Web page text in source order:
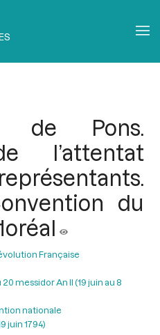
de Pons.
l’attentat
du
Française
messidor An II (19 juin au 8
nationale
juin 1794)